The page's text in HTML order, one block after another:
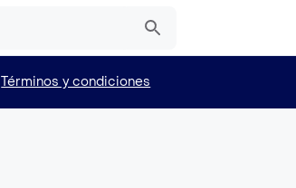
Términos y condiciones